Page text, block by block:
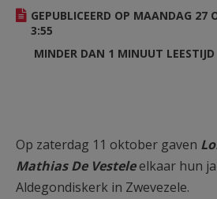
HULP
STARTPAGINA
GEPUBLICEERD OP MAANDAG 27
3:55
MINDER DAN 1 MINUUT LEESTIJD
Op zaterdag 11 oktober gaven
Mathias De Vesteleelkaar hun
Aldegondiskerk in Zwevezele.